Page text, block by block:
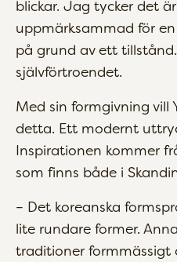
blickar. Jag tycker det
uppmärksammad för
på grund av ett
självförtroendet.
Med sin formgivning vill
detta. Ett modernt
Inspirationen kommer
som finns både i
– Det koreanska
lite rundare former.
traditioner formmässigt